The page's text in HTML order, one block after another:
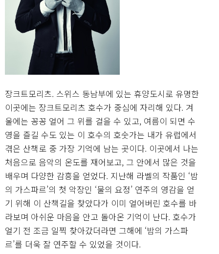
장크트모리츠. 스위스 동남부에 있는 휴양도시로 유명한
이곳에는 장크트모리츠 호수가 중심에 자리해 있다. 겨
울에는 꽁꽁 얼어 그 위를 걸을 수 있고, 여름이 되면 수
영을 즐길 수도 있는 이 호수의 호숫가는 내가 유럽에서
겪은 산책로 중 가장 기억에 남는 곳이다. 이곳에서 나는
처음으로 음악의 온도를 재어보고, 그 안에서 많은 것을
배우며 다양한 감흥을 얻었다. 지난해 라벨의 작품인 ‘밤
의 가스파르’의 첫 악장인 ‘물의 요정’ 연주의 영감을 얻
기 위해 이 산책길을 찾았다가 이미 얼어버린 호수를 바
라보며 아쉬운 마음을 안고 돌아온 기억이 난다. 호수가
얼기 전 조금 일찍 찾아갔더라면 그해에 ‘밤의 가스파
르’를 더욱 잘 연주할 수 있었을 것이다.